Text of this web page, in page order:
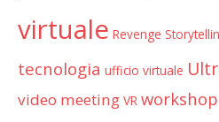
virtuale Revenge
tecnologia ufficio virtuale
video meeting VR workshop